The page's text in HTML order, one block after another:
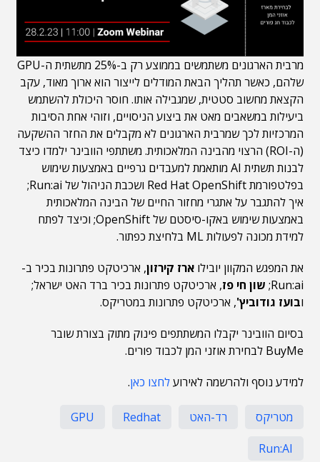
מרבית הארגונים משתמשים בממוצע רק ב-25% מתשתית ה-GPU
שלהם, כאשר תהליך הבאת המודלים לייצור הוא ארוך מאוד, עקב
הקצאת מחשוב סטטית, שמגבילה אותו. חוסר היכולת להשתמש
ביעילות במשאבים מאט את ביצוע הניסויים, וזוהי אחת הסיבות
המרכזיות לכך שמרבית הארגונים לא מקבלים את החזר ההשקעה
(ה-ROI) הרצוי מהבינה המלאכותית. משתתפי הוובינר ילמדו כיצד
לבנות תשתית AI מותאמת למעבדים גרפיים באמצעות שימוש
בפלטפורמת Red Hat OpenShift ושכבת הניהול של Run:ai;
איך להתגבר על אתגרי מחזור החיים של הבינה המלאכותית
באמצעות שימוש באקו-סיסטם של OpenShift; וכיצד לפתח
למידת מכונה לפעולות ML בלחיצת כפתור.
את המפגש המקוון יובילו ארז קירזון, ארכיטקט פתרונות בכיר ב-
Run:ai; שון חי פז, ארכיטקט פתרונות בכיר ברד האט ישראל;
ובועז גודוביץ', ארכיטקט פתרונות במטריקס.
בסיום הוובינר יקבלו המשתתפים פינוק מתוק בצורת שובר
BuyMe לבחירת אוזני המן לכבוד פורים.
למידע נוסף ולהרשמה לאירועלחצו כאן.
מטריקס רד-האט Redhat
GPU
Run:AI